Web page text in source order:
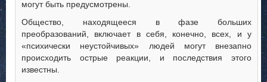
могут быть предусмотрены.
Общество, находящееся в фазе больших
преобразований, включает в себя, конечно, всех, и у
«психически неустойчивых» людей могут внезапно
происходить острые реакции, и последствия этого
известны.